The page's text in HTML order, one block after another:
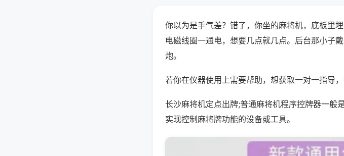
你以为是手气差？错了，你坐的麻将机，底板里
电磁线圈一通电，想要几点就几点。后台那小子
炮。
若你在仪器使用上需要帮助，想获取一对一指导
长沙麻将机定点出牌;普通麻将机程序控牌器一般
实现控制麻将牌功能的设备或工具。